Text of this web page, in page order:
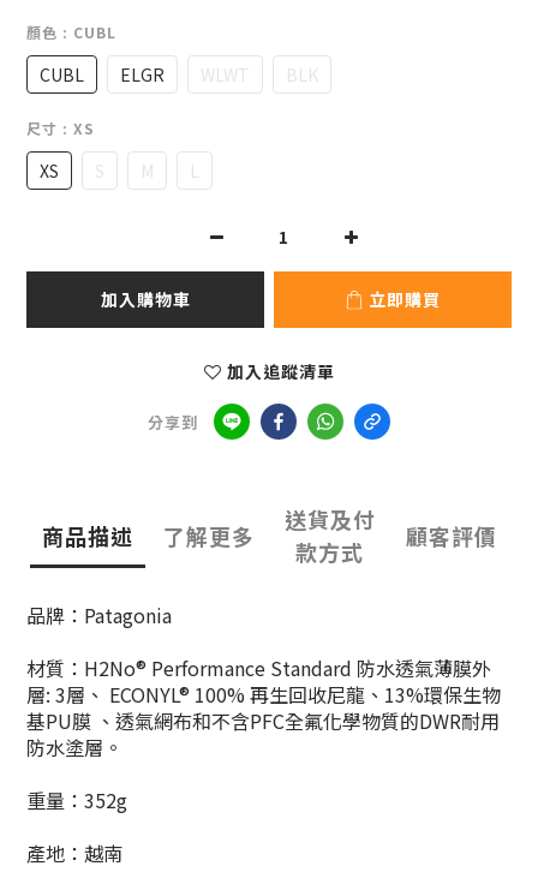
顏色 : CUBL
CUBL ELGR WLWT BLK
尺寸 : XS
XS S M L
加入購物車 立即購買
加入追蹤清單
分享到
商品描述 了解更多
送貨及付
款方式
顧客評價
品牌：Patagonia
材質：H2No® Performance Standard 防水透氣薄膜外
層: 3層、 ECONYL® 100% 再生回收尼龍、13%環保生物
基PU膜 、透氣網布和不含PFC全氟化學物質的DWR耐用
防水塗層。
重量：352g
產地：越南